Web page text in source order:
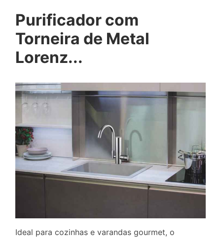
Purificador com
Torneira de Metal
Lorenz...
Ideal para cozinhas e varandas gourmet, o